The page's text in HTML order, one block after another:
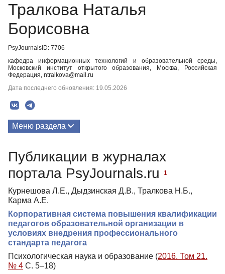
Тралкова Наталья
Борисовна
PsyJournalsID: 7706
кафедра информационных технологий и образовательной среды,
Московский институт открытого образования, Москва, Российская
Федерация, ntralkova@mail.ru
Дата последнего обновления: 19.05.2026
Меню раздела
Публикации в журналах
портала PsyJournals.ru
1
Курнешова Л.Е., Дыдзинская Д.В., Тралкова Н.Б.,
Карма А.Е.
Корпоративная система повышения квалификации
педагогов образовательной организации в
условиях внедрения профессионального
стандарта педагога
Психологическая наука и образование (2016. Том 21.
№ 4 С. 5–18)